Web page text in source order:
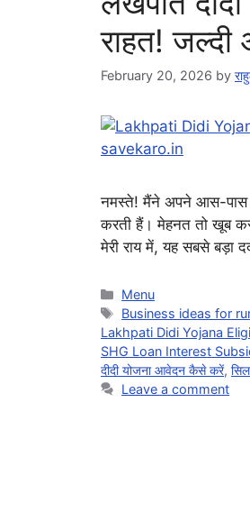
राहत!
February 20, 2026 by
नमस्ते! मैंने अपने आस-पास
करती हैं। मेहनत तो खूब
मेरी राय में, यह सबसे बड़ा
Categories
Menu
Tags
Business ideas for
Lakhpati Didi Yojana
SHG Loan Interest
दीदी योजना आवेदन कैसे करें,
Leave a comment